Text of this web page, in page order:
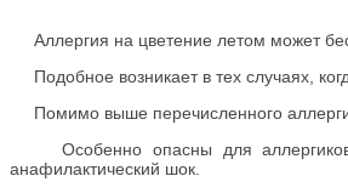
Аллергия на цветение летом может
Подобное возникает в тех случаях,
Помимо выше перечисленного
Особенно опасны для аллергиков
анафилактический шок.